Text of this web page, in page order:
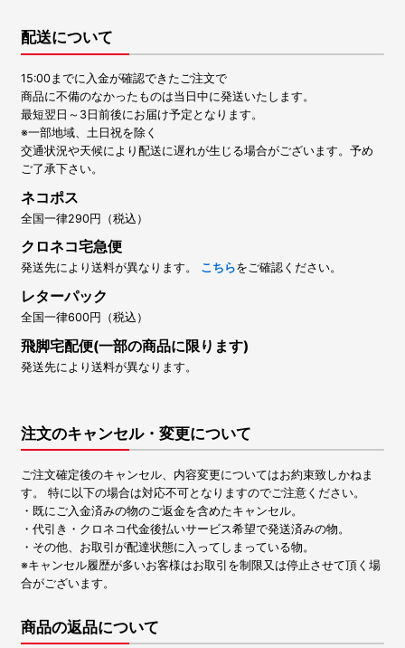
配送について
15:00までに入金が確認できたご注文で
商品に不備のなかったものは当日中に発送いたします。
最短翌日～3日前後にお届け予定となります。
※一部地域、土日祝を除く
交通状況や天候により配送に遅れが生じる場合がございます。予め
ご了承下さい。
ネコポス
全国一律290円（税込）
クロネコ宅急便
発送先により送料が異なります。 こちらをご確認ください。
レターパック
全国一律600円（税込）
飛脚宅配便(一部の商品に限ります)
発送先により送料が異なります。
注文のキャンセル・変更について
ご注文確定後のキャンセル、内容変更についてはお約束致しかねま
す。 特に以下の場合は対応不可となりますのでご注意ください。
・既にご入金済みの物のご返金を含めたキャンセル。
・代引き・クロネコ代金後払いサービス希望で発送済みの物。
・その他、お取引が配達状態に入ってしまっている物。
※キャンセル履歴が多いお客様はお取引を制限又は停止させて頂く場
合がございます。
商品の返品について